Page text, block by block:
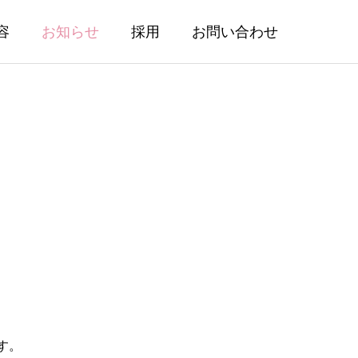
お知らせ 採用 お問い合わせ